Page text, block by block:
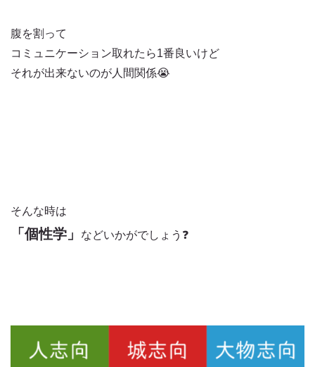
腹を割って
コミュニケーション取れたら1番良いけど
それが出来ないのが人間関係😭
そんな時は
「個性学」 などいかがでしょう❓